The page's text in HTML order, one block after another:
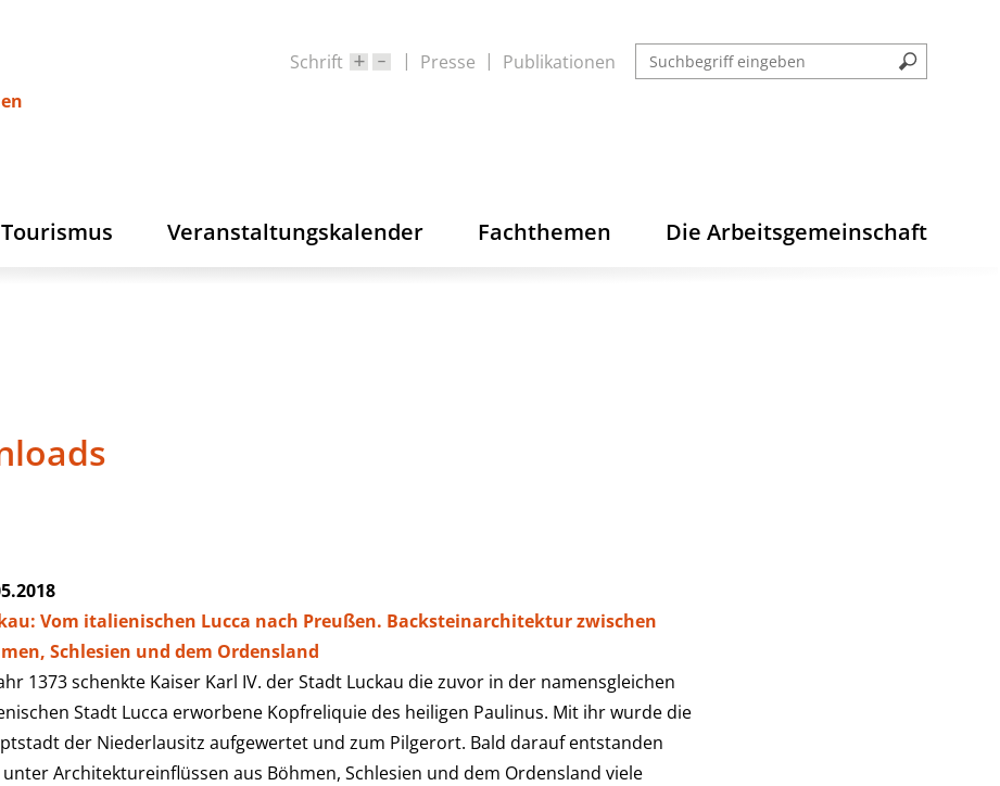
Schrift Presse Publikationen
Veranstaltungskalender Fachthemen Die Arbeitsgemeinschaft
Vom italienischen Lucca nach Preußen. Backsteinarchitektur zwischen
Schlesien und dem Ordensland
1373 schenkte Kaiser Karl IV. der Stadt Luckau die zuvor in der namensgleichen
Stadt Lucca erworbene Kopfreliquie des heiligen Paulinus. Mit ihr wurde die
der Niederlausitz aufgewertet und zum Pilgerort. Bald darauf entstanden
Architektureinflüssen aus Böhmen, Schlesien und dem Ordensland viele